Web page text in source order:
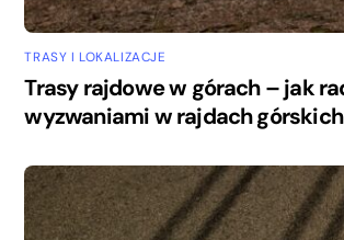
TRASY I LOKALIZACJE
Trasy rajdowe w górach – jak
wyzwaniami w rajdach górskich